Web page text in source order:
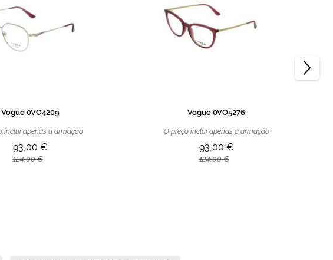
Vogue 0VO4209
inclui apenas a armação
93,00 €
124,00 €
Vogue 0VO5276
O preço inclui apenas a armação
93,00 €
124,00 €